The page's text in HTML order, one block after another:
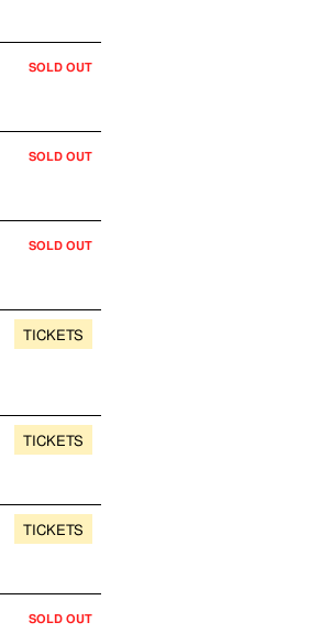
SOLD OUT
SOLD OUT
SOLD OUT
TICKETS
TICKETS
TICKETS
SOLD OUT